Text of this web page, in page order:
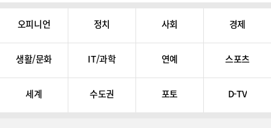
오피니언 정치 사회 경제
생활/문화 IT/과학 연예 스포츠
세계 수도권 포토 D-TV